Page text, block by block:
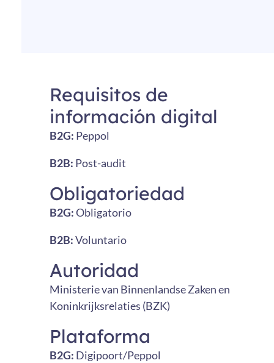
Requisitos de
información digital
B2G: Peppol
B2B: Post-audit
Obligatoriedad
B2G:Obligatorio
B2B:Voluntario
Autoridad
Ministerie van Binnenlandse Zaken en
Koninkrijksrelaties (BZK)
Plataforma
B2G: Digipoort/Peppol